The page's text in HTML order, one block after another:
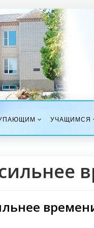
УЧАЩИМСЯ